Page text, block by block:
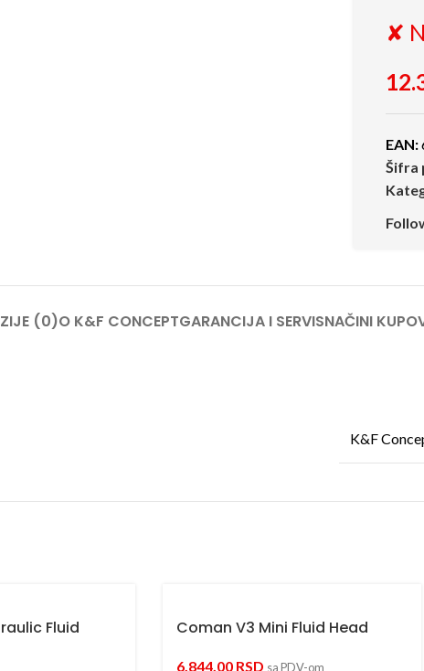
✘
EAN:
Šifra
(0)O K&F CONCEPTGARANCIJA I SERVISNAČINI
K&F
Fluid Coman V3 Mini Fluid Head
6.844,00 RSD sa PDV-om